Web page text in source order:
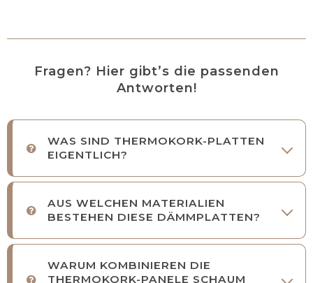
Fragen? Hier gibt’s die passenden
Antworten!
WAS SIND THERMOKORK-PLATTEN
EIGENTLICH?
AUS WELCHEN MATERIALIEN
BESTEHEN DIESE DÄMMPLATTEN?
WARUM KOMBINIEREN DIE
THERMOKORK-PANELE SCHAUM